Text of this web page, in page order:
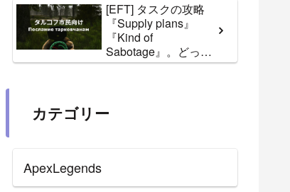
[EFT] タスクの攻略
『Supply plans』
『Kind of
Sabotage』。どっち
に渡すほうが得か？
カテゴリー
ApexLegends